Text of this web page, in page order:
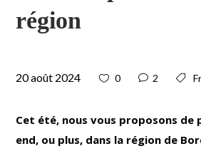
région
20 août 2024 0 2
Cet été, nous vous proposons de
end, ou plus, dans la région de